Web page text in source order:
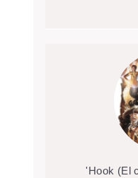
'Hook (El